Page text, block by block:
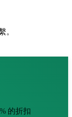
。
的折扣